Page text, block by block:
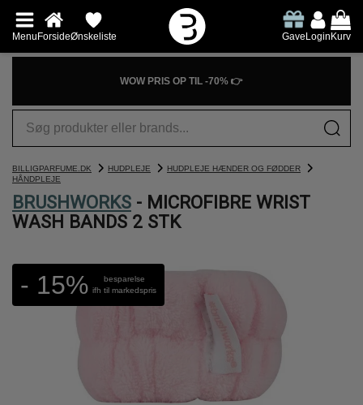
MenuForsideØnskeliste GaveLoginKurv
WOW PRIS OP TIL -70% 👉
BILLIGPARFUME.DK HUDPLEJE
HUDPLEJE HÆNDER OG FØDDER
HÅNDPLEJE
BRUSHWORKS - MICROFIBRE WRIST
WASH BANDS 2 STK
- 15%
besparelse
ifh til markedspris